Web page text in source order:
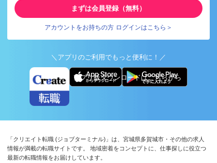
まずは会員登録（無料）
アカウントをお持ちの方 ログインはこちら＞
＼アプリのご利用でもっと便利に！／
アプリ版ダウンロードはこちらから
「クリエイト転職 (ジョブターミナル)」は、宮城県多賀城市・その他の求人
情報が満載の転職サイトです。 地域密着をコンセプトに、仕事探しに役立つ
最新の転職情報をお届けしています。